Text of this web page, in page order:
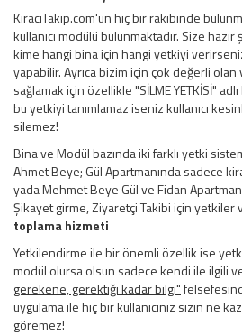
KiracıTakip.com'un hiç bir rakibinde
kullanıcı modülü bulunmaktadır. Size
kime hangi bina için hangi yetkiyi
yapabilir. Ayrıca bizim için çok değerli
sağlamak için özellikle "SİLME YETKİSİ"
bu yetkiyi tanımlamaz iseniz kullanıcı
silemez!
Bina ve Modül bazında iki farklı yetki
Ahmet Beye; Gül Apartmanında sadece
yada Mehmet Beye Gül ve Fidan
Şikayet girme, Ziyaretçi Takibi için yetkiler
toplama hizmeti
Yetkilendirme ile bir önemli özellik ise
modül olursa olsun sadece kendi ile ilgili
gerekene, gerektiği kadar bilgi"
uygulama ile hiç bir kullanıcınız sizin ne
göremez!